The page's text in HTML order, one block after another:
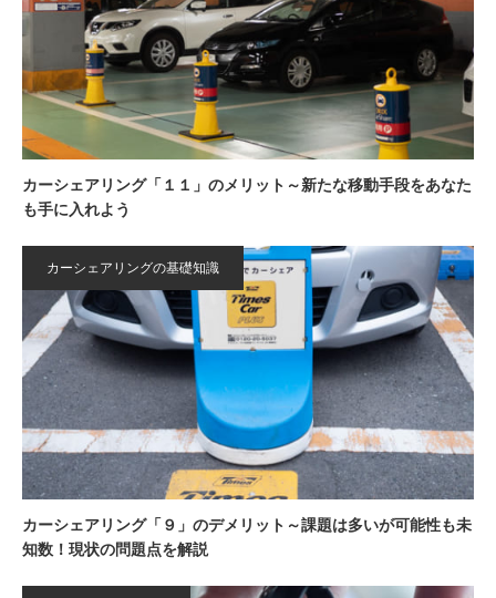
カーシェアリング「１１」のメリット～新たな移動手段をあなた
も手に入れよう
カーシェアリングの基礎知識
カーシェアリング「９」のデメリット～課題は多いが可能性も未
知数！現状の問題点を解説